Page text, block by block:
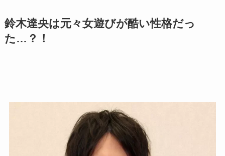
鈴木達央は元々女遊びが酷い性格だっ
た…？！